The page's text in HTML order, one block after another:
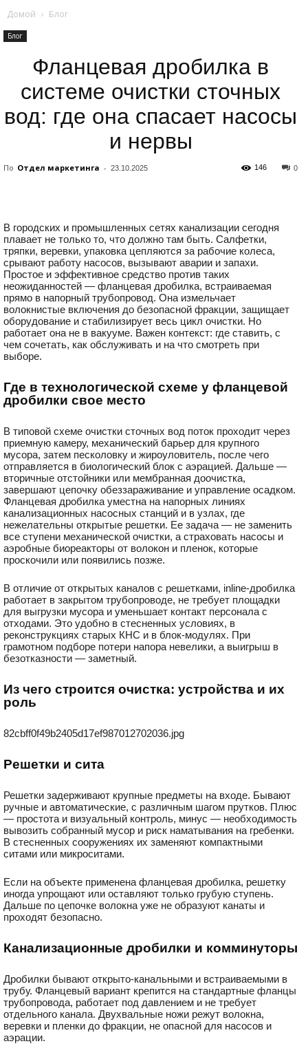
Домой Блог
Блог
Фланцевая дробилка в
системе очистки сточных
вод: где она спасает насосы
и нервы
По Отдел маркетинга - 23.10.2025 0
146
В городских и промышленных сетях канализации сегодня
плавает не только то, что должно там быть. Салфетки,
тряпки, веревки, упаковка цепляются за рабочие колеса,
срывают работу насосов, вызывают аварии и запахи.
Простое и эффективное средство против таких
неожиданностей — фланцевая дробилка, встраиваемая
прямо в напорный трубопровод. Она измельчает
волокнистые включения до безопасной фракции, защищает
оборудование и стабилизирует весь цикл очистки. Но
работает она не в вакууме. Важен контекст: где ставить, с
чем сочетать, как обслуживать и на что смотреть при
выборе.
Где в технологической схеме у фланцевой
дробилки свое место
В типовой схеме очистки сточных вод поток проходит через
приемную камеру, механический барьер для крупного
мусора, затем песколовку и жироуловитель, после чего
отправляется в биологический блок с аэрацией. Дальше —
вторичные отстойники или мембранная доочистка,
завершают цепочку обеззараживание и управление осадком.
Фланцевая дробилка уместна на напорных линиях
канализационных насосных станций и в узлах, где
нежелательны открытые решетки. Ее задача — не заменить
все ступени механической очистки, а страховать насосы и
аэробные биореакторы от волокон и пленок, которые
проскочили или появились позже.
В отличие от открытых каналов с решетками, inline-дробилка
работает в закрытом трубопроводе, не требует площадки
для выгрузки мусора и уменьшает контакт персонала с
отходами. Это удобно в стесненных условиях, в
реконструкциях старых КНС и в блок-модулях. При
грамотном подборе потери напора невелики, а выигрыш в
безотказности — заметный.
Из чего строится очистка: устройства и их
роль
82cbff0f49b2405d17ef987012702036.jpg
Решетки и сита
Решетки задерживают крупные предметы на входе. Бывают
ручные и автоматические, с различным шагом прутков. Плюс
— простота и визуальный контроль, минус — необходимость
вывозить собранный мусор и риск наматывания на гребенки.
В стесненных сооружениях их заменяют компактными
ситами или микроситами.
Если на объекте применена фланцевая дробилка, решетку
иногда упрощают или оставляют только грубую ступень.
Дальше по цепочке волокна уже не образуют канаты и
проходят безопасно.
Канализационные дробилки и комминуторы
Дробилки бывают открыто-канальными и встраиваемыми в
трубу. Фланцевый вариант крепится на стандартные фланцы
трубопровода, работает под давлением и не требует
отдельного канала. Двухвальные ножи режут волокна,
веревки и пленки до фракции, не опасной для насосов и
аэрации.